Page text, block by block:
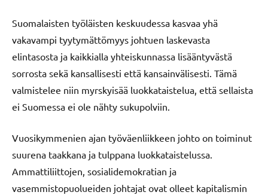
Suomalaisten työläisten keskuudessa kasvaa yhä
vakavampi tyytymättömyys johtuen laskevasta
elintasosta ja kaikkialla yhteiskunnassa lisääntyvästä
sorrosta sekä kansallisesti että kansainvälisesti. Tämä
valmistelee niin myrskyisää luokkataistelua, että sellaista
ei Suomessa ei ole nähty sukupolviin.
Vuosikymmenien ajan työväenliikkeen johto on toiminut
suurena taakkana ja tulppana luokkataistelussa.
Ammattiliittojen, sosialidemokratian ja
vasemmistopuolueiden johtajat ovat olleet kapitalismin